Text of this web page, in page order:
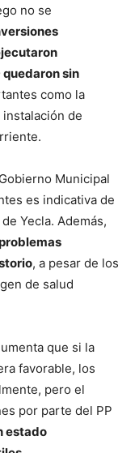
no se
sin
como la
de
Municipal
es indicativa de
Yecla. Además,
, a pesar de los
de salud
que si la
favorable, los
pero el
por parte del PP
estado